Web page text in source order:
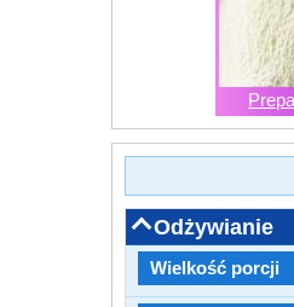
Odżywianie
Wielkość porcji